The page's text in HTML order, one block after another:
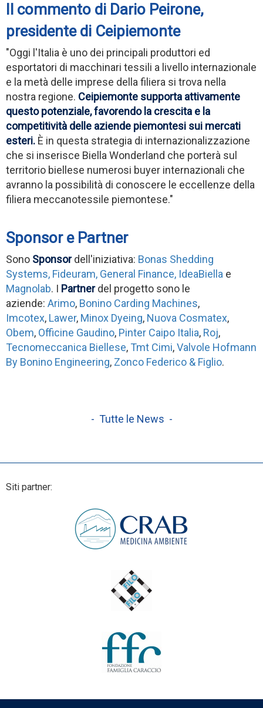
Il commento di Dario Peirone,
presidente di Ceipiemonte
"Oggi l'Italia è uno dei principali produttori ed
esportatori di macchinari tessili a livello internazionale
e la metà delle imprese della filiera si trova nella
nostra regione. Ceipiemonte supporta attivamente
questo potenziale, favorendo la crescita e la
competitività delle aziende piemontesi sui mercati
esteri. È in questa strategia di internazionalizzazione
che si inserisce Biella Wonderland che porterà sul
territorio biellese numerosi buyer internazionali che
avranno la possibilità di conoscere le eccellenze della
filiera meccanotessile piemontese."
Sponsor e Partner
Sono Sponsordell'iniziativa: Bonas Shedding
Systems, Fideuram, General Finance, IdeaBiella e
Magnolab. I Partnerdel progetto sono le
aziende: Arimo, Bonino Carding Machines,
Imcotex, Lawer, Minox Dyeing, Nuova Cosmatex,
Obem, Officine Gaudino, Pinter Caipo Italia, Roj,
Tecnomeccanica Biellese, Tmt Cimi,Valvole Hofmann
By Bonino Engineering, Zonco Federico & Figlio.
- Tutte le News -
Siti partner: